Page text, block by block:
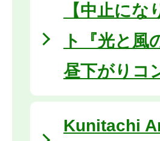
【中止に
ト『光と
昼下がりコ
Kunitachi